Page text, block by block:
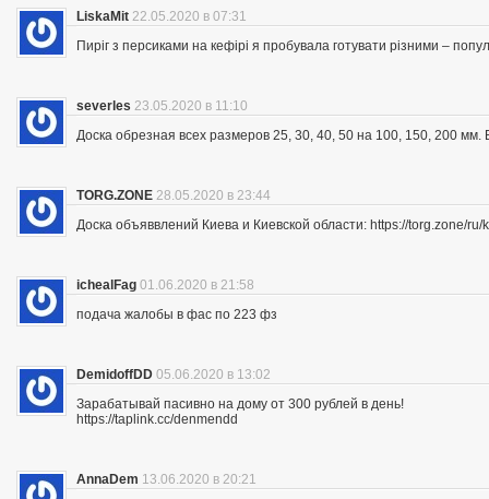
LiskaMit 22.05.2020 в 07:31
Пиріг з персиками на кефірі я пробувала готувати різними –
severles 23.05.2020 в 11:10
Доска обрезная всех размеров 25, 30, 40, 50 на 100, 150, 200
TORG.ZONE 28.05.2020 в 23:44
Доска объяввлений Киева и Киевской области: https://torg.zone/ru/
ichealFag 01.06.2020 в 21:58
подача жалобы в фас по 223 фз
DemidoffDD 05.06.2020 в 13:02
Зарабатывай пасивно на дому от 300 рублей в день!
https://taplink.cc/denmendd
AnnaDem 13.06.2020 в 20:21